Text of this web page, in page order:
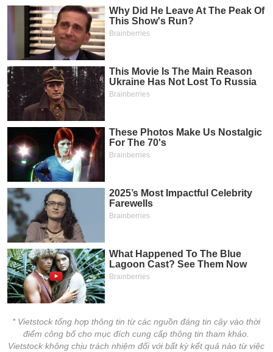
* Vietstock tổng hợp thông tin từ các nguồn đáng tin cậy vào thời
điểm công bố cho mục đích cung cấp thông tin tham khảo.
Vietstock không chịu trách nhiệm đối với bất kỳ kết quả nào từ việc